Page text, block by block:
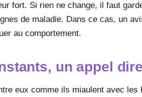
fort. Si rien ne change, il faut
de maladie. Dans ce cas, un
au comportement.
un appel
eux comme ils miaulent avec